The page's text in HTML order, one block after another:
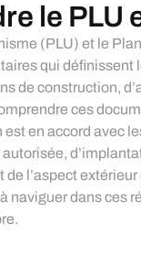
le PLU
(PLU) et le
qui définissent
de construction,
ces
est en accord avec
de l’aspect
naviguer dans ces